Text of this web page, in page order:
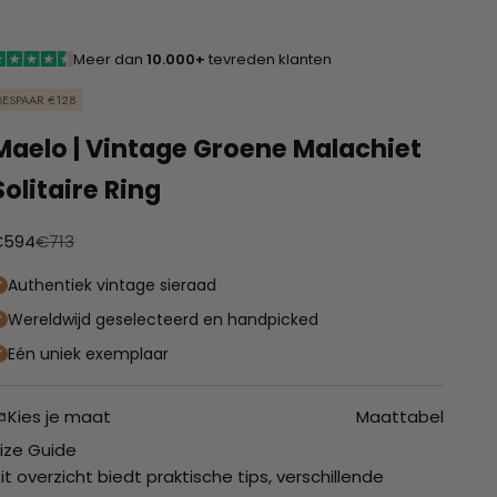
Meer dan 10.000+ tevreden klanten
€128
| Vintage Groene Malachiet
Ring
Normale prijs
€713
Authentiek vintage sieraad
Wereldwijd geselecteerd en handpicked
Eén uniek exemplaar
Kies je maat
Maattabel
Guide
overzicht biedt praktische tips, verschillende